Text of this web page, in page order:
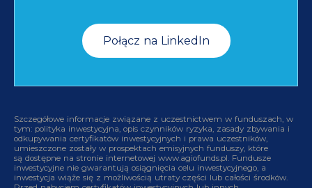
Połącz na LinkedIn
Szczegółowe informacje związane z uczestnictwem w funduszach, w
tym: polityka inwestycyjna, opis czynników ryzyka, zasady zbywania i
odkupywania certyfikatów inwestycyjnych i prawa uczestników,
umieszczone zostały w prospektach emisyjnych funduszy, które
są dostępne na stronie internetowej www.agiofunds.pl. Fundusze
inwestycyjne nie gwarantują osiągnięcia celu inwestycyjnego, a
inwestycja wiąże się z możliwością utraty części lub całości środków.